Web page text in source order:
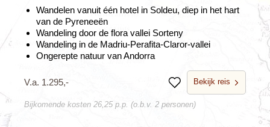
Wandelen vanuit één hotel in Soldeu, diep in het hart
van de Pyreneeën
Wandeling door de flora vallei Sorteny
Wandeling in de Madriu-Perafita-Claror-vallei
Ongerepte natuur van Andorra
V.a. 1.295,- BewarenBekijk reis
Bijkomende kosten 26,25 p.p. (o.b.v. 2 personen)